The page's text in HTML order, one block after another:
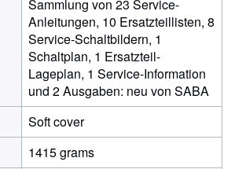
Sammlung von 23 Service-
Anleitungen, 10 Ersatzteillisten, 8
Service-Schaltbildern, 1
Schaltplan, 1 Ersatzteil-
Lageplan, 1 Service-Information
und 2 Ausgaben: neu von SABA
Soft cover
1415 grams